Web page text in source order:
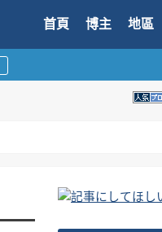
首頁 博主 地區